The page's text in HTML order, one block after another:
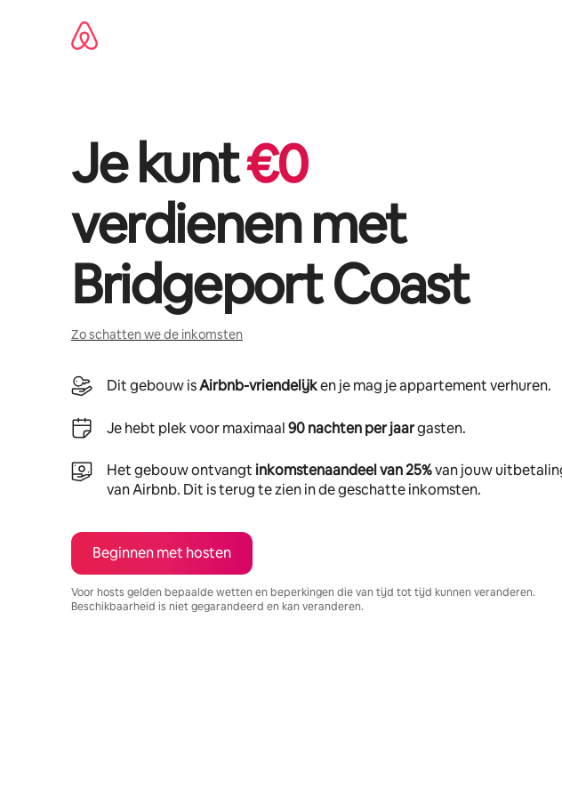
Je kunt€0
verdienen met
Bridgeport Coast
Zo schatten we de inkomsten
Dit gebouw isAirbnb-vriendelijken je mag je appartement verhuren.
Je hebt plek voor maximaal90 nachten per jaargasten.
Het gebouw ontvangt inkomstenaandeel van 25%van jouw
van Airbnb. Dit is terug te zien in de geschatte inkomsten.
Beginnen met hosten
Voor hosts gelden bepaalde wetten en beperkingen die van tijd tot tijd kunnen veranderen.
Beschikbaarheid is niet gegarandeerd en kan veranderen.